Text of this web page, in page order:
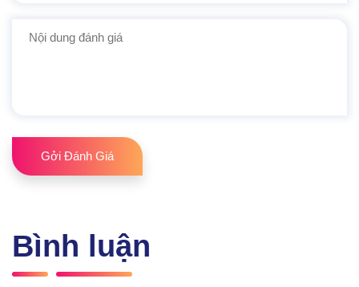
Gởi Đánh Giá
Bình luận